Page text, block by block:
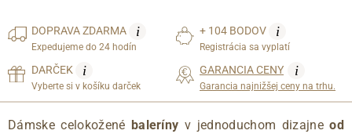
DOPRAVAZDARMA i
Expedujeme do 24 hodín
+ 104 BODOV i
Registrácia sa vyplatí
DARČEK i
Vyberte si v košíku darček
GARANCIA CENY i
Garancia najnižšej ceny na trhu.
Dámske celokožené baleríny v jednoduchom dizajneod